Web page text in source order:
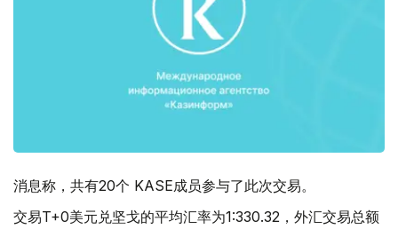
消息称，共有20个 KASE成员参与了此次交易。
交易T+0美元兑坚戈的平均汇率为1:330.32，外汇交易总额